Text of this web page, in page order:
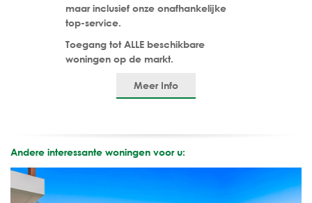
maar inclusief onze onafhankelijke
top-service.
Toegang tot ALLE beschikbare
woningen op de markt.
Meer Info
Andere interessante woningen voor u: